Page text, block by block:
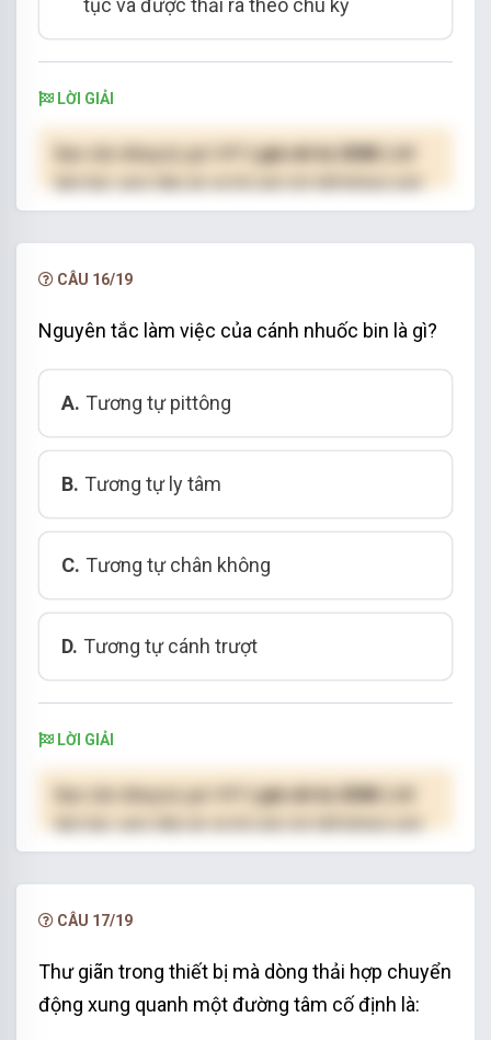
LỜI GIẢI
( giá chỉ từ 250K )
hạn.
CÂU 16/19
Nguyên tắc làm việc của cánh nhuốc bin là gì?
A. Tương tự pittông
B. Tương tự ly tâm
C. Tương tự chân không
D. Tương tự cánh trượt
LỜI GIẢI
( giá chỉ từ 250K )
hạn.
CÂU 17/19
Thư giãn trong thiết bị mà dòng thải hợp chuyển
động xung quanh một đường tâm cố định là: